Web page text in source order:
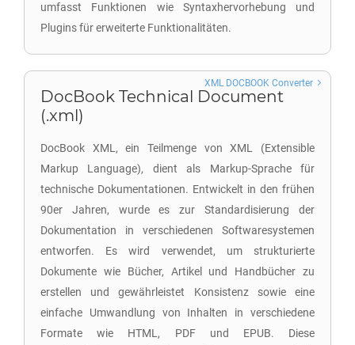
umfasst Funktionen wie Syntaxhervorhebung und
Plugins für erweiterte Funktionalitäten.
DocBook Technical Document
(.xml)
DocBook XML, ein Teilmenge von XML (Extensible
Markup Language), dient als Markup-Sprache für
technische Dokumentationen. Entwickelt in den frühen
90er Jahren, wurde es zur Standardisierung der
Dokumentation in verschiedenen Softwaresystemen
entworfen. Es wird verwendet, um strukturierte
Dokumente wie Bücher, Artikel und Handbücher zu
erstellen und gewährleistet Konsistenz sowie eine
einfache Umwandlung von Inhalten in verschiedene
Formate wie HTML, PDF und EPUB. Diese
XML DOCBOOK Converter